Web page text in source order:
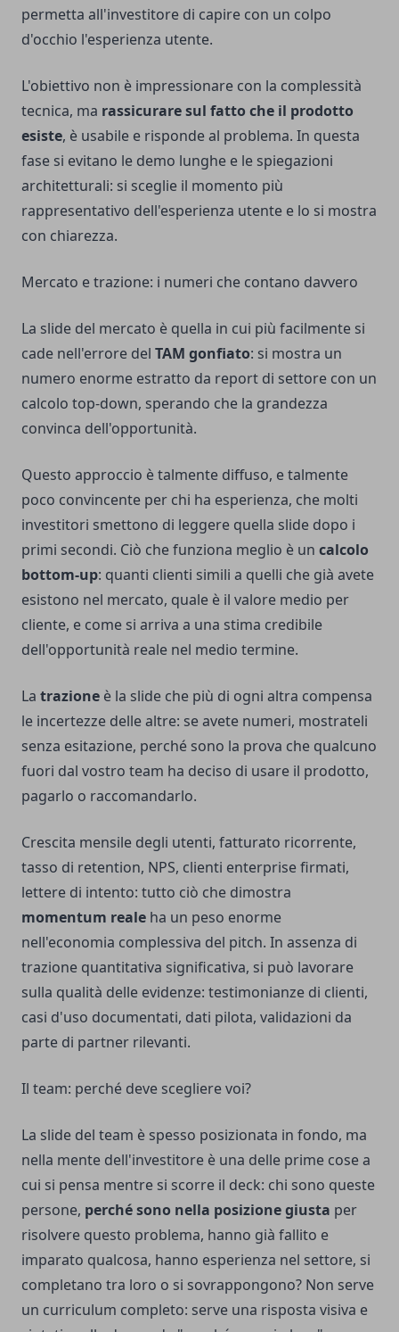
permetta all'investitore di capire con un colpo
d'occhio l'esperienza utente.
L'obiettivo non è impressionare con la complessità
tecnica, ma rassicurare sul fatto che il prodotto
esiste, è usabile e risponde al problema. In questa
fase si evitano le demo lunghe e le spiegazioni
architetturali: si sceglie il momento più
rappresentativo dell'esperienza utente e lo si mostra
con chiarezza.
Mercato e trazione: i numeri che contano davvero
La slide del mercato è quella in cui più facilmente si
cade nell'errore del TAM gonfiato: si mostra un
numero enorme estratto da report di settore con un
calcolo top-down, sperando che la grandezza
convinca dell'opportunità.
Questo approccio è talmente diffuso, e talmente
poco convincente per chi ha esperienza, che molti
investitori smettono di leggere quella slide dopo i
primi secondi. Ciò che funziona meglio è un calcolo
bottom-up: quanti clienti simili a quelli che già avete
esistono nel mercato, quale è il valore medio per
cliente, e come si arriva a una stima credibile
dell'opportunità reale nel medio termine.
La trazione è la slide che più di ogni altra compensa
le incertezze delle altre: se avete numeri, mostrateli
senza esitazione, perché sono la prova che qualcuno
fuori dal vostro team ha deciso di usare il prodotto,
pagarlo o raccomandarlo.
Crescita mensile degli utenti, fatturato ricorrente,
tasso di retention, NPS, clienti enterprise firmati,
lettere di intento: tutto ciò che dimostra
momentum reale ha un peso enorme
nell'economia complessiva del pitch. In assenza di
trazione quantitativa significativa, si può lavorare
sulla qualità delle evidenze: testimonianze di clienti,
casi d'uso documentati, dati pilota, validazioni da
parte di partner rilevanti.
Il team: perché deve scegliere voi?
La slide del team è spesso posizionata in fondo, ma
nella mente dell'investitore è una delle prime cose a
cui si pensa mentre si scorre il deck: chi sono queste
persone, perché sono nella posizione giusta per
risolvere questo problema, hanno già fallito e
imparato qualcosa, hanno esperienza nel settore, si
completano tra loro o si sovrappongono? Non serve
un curriculum completo: serve una risposta visiva e